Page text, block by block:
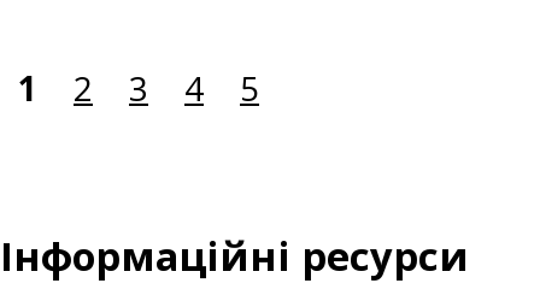
1 2 3 4 5
Інформаційні ресурси